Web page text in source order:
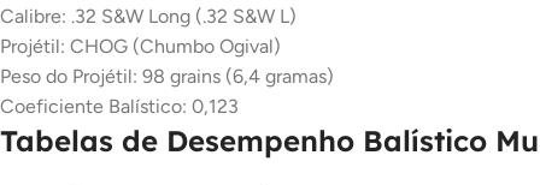
Calibre: .32 S&W Long (.32 S&W L)
Projétil: CHOG (Chumbo Ogival)
Peso do Projétil: 98 grains (6,4 gramas)
Coeficiente Balístico: 0,123
Tabelas de Desempenho Balístico